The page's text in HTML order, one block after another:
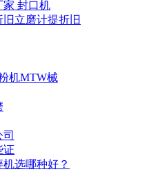
家 封口机
立磨计提折旧
机MTW械
证
选哪种好？